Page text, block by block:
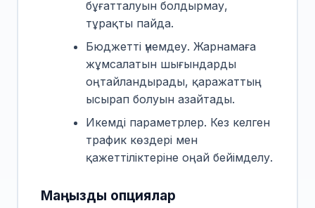
бұғатталуын болдырмау,
тұрақты пайда.
Бюджетті үнемдеу. Жарнамаға
жұмсалатын шығындарды
оңтайландырады, қаражаттың
ысырап болуын азайтады.
Икемді параметрлер. Кез келген
трафик көздері мен
қажеттіліктеріне оңай бейімделу.
Маңызды опциялар